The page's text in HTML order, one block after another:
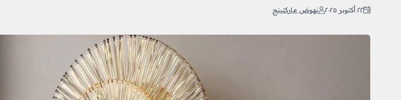
٢٢ أكتوبر ٢٠٢٥ نهوض ماركتينج